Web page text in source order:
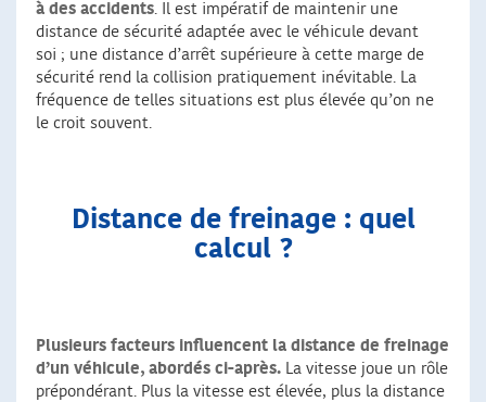
à des accidents. Il est impératif de maintenir une
distance de sécurité adaptée avec le véhicule devant
soi ; une distance d’arrêt supérieure à cette marge de
sécurité rend la collision pratiquement inévitable. La
fréquence de telles situations est plus élevée qu’on ne
le croit souvent.
Distance de freinage : quel
calcul ?
Plusieurs facteurs influencent la distance de freinage
d’un véhicule, abordés ci-après. La vitesse joue un rôle
prépondérant. Plus la vitesse est élevée, plus la distance